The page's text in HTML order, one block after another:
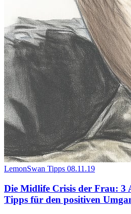
LemonSwan Tipps 08.11.19
Die Midlife Crisis der Frau: 3
Tipps für den positiven